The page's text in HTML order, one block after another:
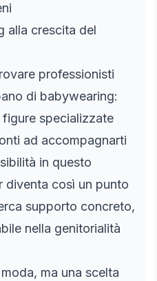
alla crescita del
professionisti
di babywearing:
specializzate
ad accompagnarti
in questo
diventa così un punto
supporto concreto,
nella genitorialità
ma una scelta